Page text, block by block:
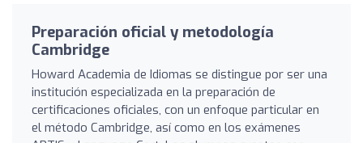
Preparación oficial y metodología
Cambridge
Howard Academia de Idiomas se distingue por ser una
institución especializada en la preparación de
certificaciones oficiales, con un enfoque particular en
el método Cambridge, así como en los exámenes